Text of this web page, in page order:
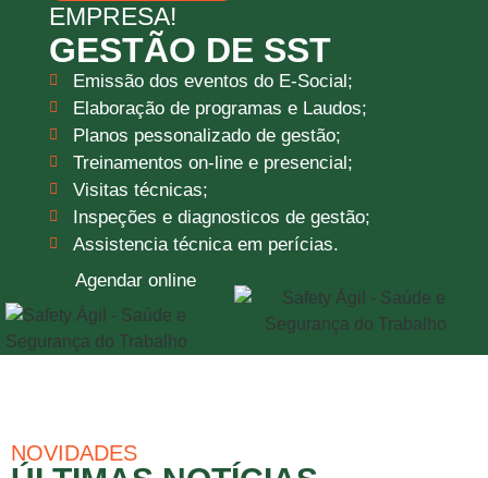
EMPRESA!
GESTÃO DE SST
Emissão dos eventos do E-Social;
Elaboração de programas e Laudos;
Planos pessonalizado de gestão;
Treinamentos on-line e presencial;
Visitas técnicas;
Inspeções e diagnosticos de gestão;
Assistencia técnica em perícias.
Agendar online
NOVIDADES